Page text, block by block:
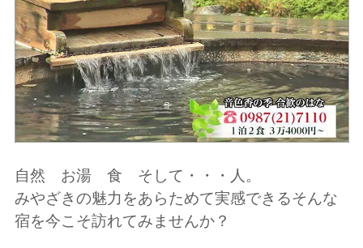
自然 お湯 食 そして・・・人。
みやざきの魅力をあらためて実感できるそんな
宿を今こそ訪れてみませんか？